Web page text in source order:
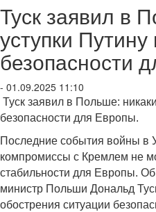
Туск заявил в
уступки
безопасности
- 01.09.2025 11:10
Туск заявил в Польше:
безопасности для Европы.
Последние события войны в
компромиссы с Кремлем не
стабильности для Европы.
министр Польши Дональд
обострения ситуации